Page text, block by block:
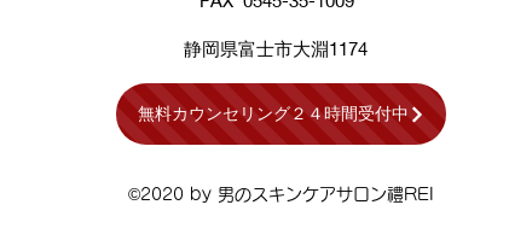
​静岡県​富士市大淵1174
無料カウンセリング２４時間受付中
©2020 by 男のスキンケアサロン禮REI